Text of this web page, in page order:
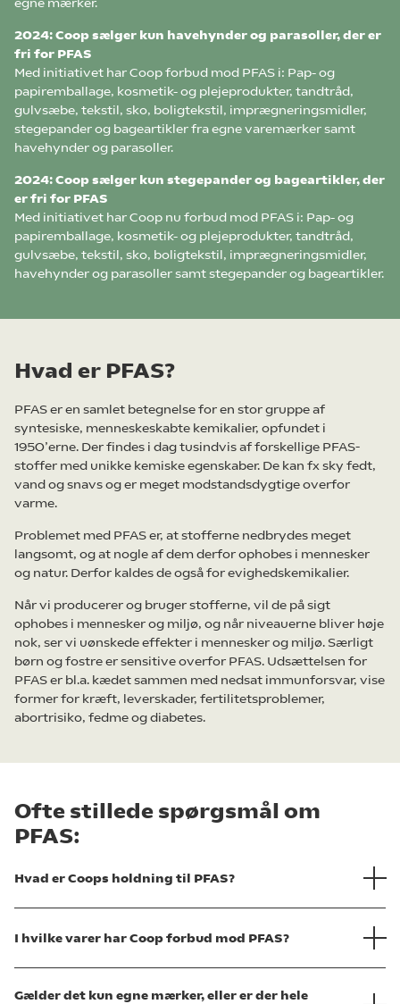
egne mærker.
2024: Coop sælger kun havehynder og parasoller, der er
fri for PFAS
Med initiativet har Coop forbud mod PFAS i: Pap- og
papiremballage, kosmetik- og plejeprodukter, tandtråd,
gulvsæbe, tekstil, sko, boligtekstil, imprægneringsmidler,
stegepander og bageartikler fra egne varemærker samt
havehynder og parasoller.
2024: Coop sælger kun stegepander og bageartikler, der
er fri for PFAS
Med initiativet har Coop nu forbud mod PFAS i: Pap- og
papiremballage, kosmetik- og plejeprodukter, tandtråd,
gulvsæbe, tekstil, sko, boligtekstil, imprægneringsmidler,
havehynder og parasoller samt stegepander og bageartikler.
Hvad er PFAS?
PFAS er en samlet betegnelse for en stor gruppe af
syntesiske, menneskeskabte kemikalier, opfundet i
1950’erne. Der findes i dag tusindvis af forskellige PFAS-
stoffer med unikke kemiske egenskaber. De kan fx sky fedt,
vand og snavs og er meget modstandsdygtige overfor
varme.
Problemet med PFAS er, at stofferne nedbrydes meget
langsomt, og at nogle af dem derfor ophobes i mennesker
og natur. Derfor kaldes de også for evighedskemikalier.
Når vi producerer og bruger stofferne, vil de på sigt
ophobes i mennesker og miljø, og når niveauerne bliver høje
nok, ser vi uønskede effekter i mennesker og miljø. Særligt
børn og fostre er sensitive overfor PFAS. Udsættelsen for
PFAS er bl.a. kædet sammen med nedsat immunforsvar, vise
former for kræft, leverskader, fertilitetsproblemer,
abortrisiko, fedme og diabetes.
Ofte stillede spørgsmål om
PFAS:
Hvad er Coops holdning til PFAS?
I hvilke varer har Coop forbud mod PFAS?
Gælder det kun egne mærker, eller er der hele